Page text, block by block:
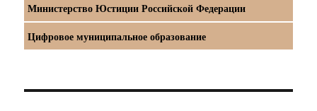
Министерство Юстиции Российской Федерации
Цифровое муниципальное образование